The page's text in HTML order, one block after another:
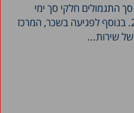
התגמולים חלקי סך ימי
המילואים - ירד בכ-30% ב-2024. בנוסף לפגיעה בשכר, המרכז
שירות...